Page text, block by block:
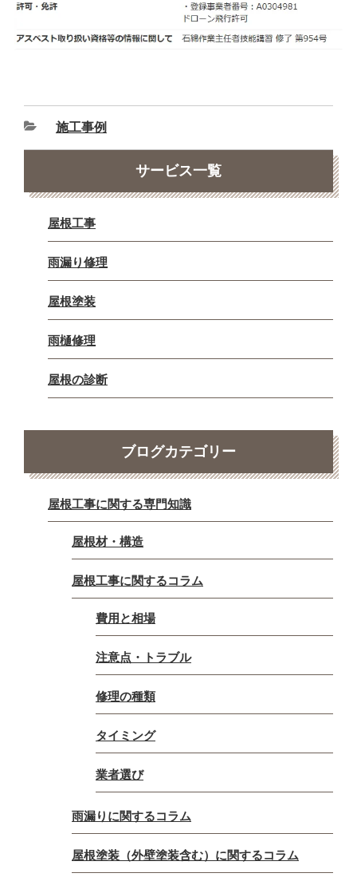
施工事例
サービス一覧
屋根工事
雨漏り修理
屋根塗装
雨樋修理
屋根の診断
ブログカテゴリー
屋根工事に関する専門知識
屋根材・構造
屋根工事に関するコラム
費用と相場
注意点・トラブル
修理の種類
タイミング
業者選び
雨漏りに関するコラム
屋根塗装（外壁塗装含む）に関するコラム